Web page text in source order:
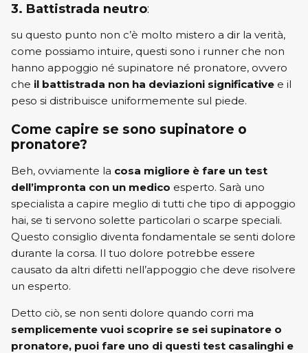
3. Battistrada neutro:
su questo punto non c’è molto mistero a dir la verità,
come possiamo intuire, questi sono i runner che non
hanno appoggio né supinatore né pronatore, ovvero
che il battistrada non ha deviazioni significative e il
peso si distribuisce uniformemente sul piede.
Come capire se sono supinatore o
pronatore?
Beh, ovviamente la cosa migliore è fare un test
dell’impronta con un medico esperto. Sarà uno
specialista a capire meglio di tutti che tipo di appoggio
hai, se ti servono solette particolari o scarpe speciali.
Questo consiglio diventa fondamentale se senti dolore
durante la corsa. Il tuo dolore potrebbe essere
causato da altri difetti nell’appoggio che deve risolvere
un esperto.
Detto ciò, se non senti dolore quando corri ma
semplicemente vuoi scoprire se sei supinatore o
pronatore, puoi fare uno di questi test casalinghi e